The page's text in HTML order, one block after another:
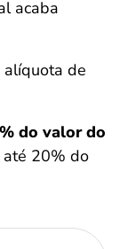
acaba
alíquota de
do valor do
até 20% do